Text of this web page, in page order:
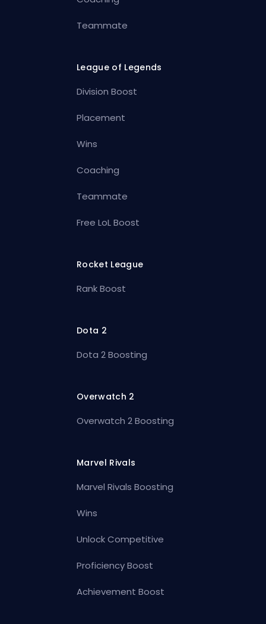
Teammate
League of Legends
Division Boost
Placement
Wins
Coaching
Teammate
Free LoL Boost
Rocket League
Rank Boost
Dota 2
Dota 2 Boosting
Overwatch 2
Overwatch 2 Boosting
Marvel Rivals
Marvel Rivals Boosting
Wins
Unlock Competitive
Proficiency Boost
Achievement Boost